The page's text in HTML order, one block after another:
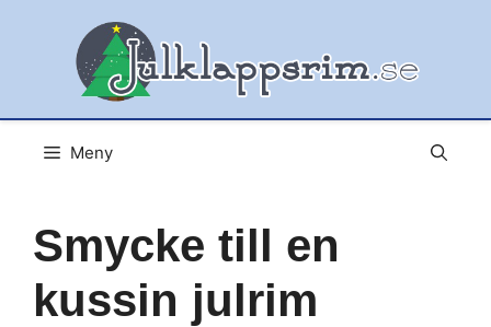
Meny
Smycke till en
kussin julrim